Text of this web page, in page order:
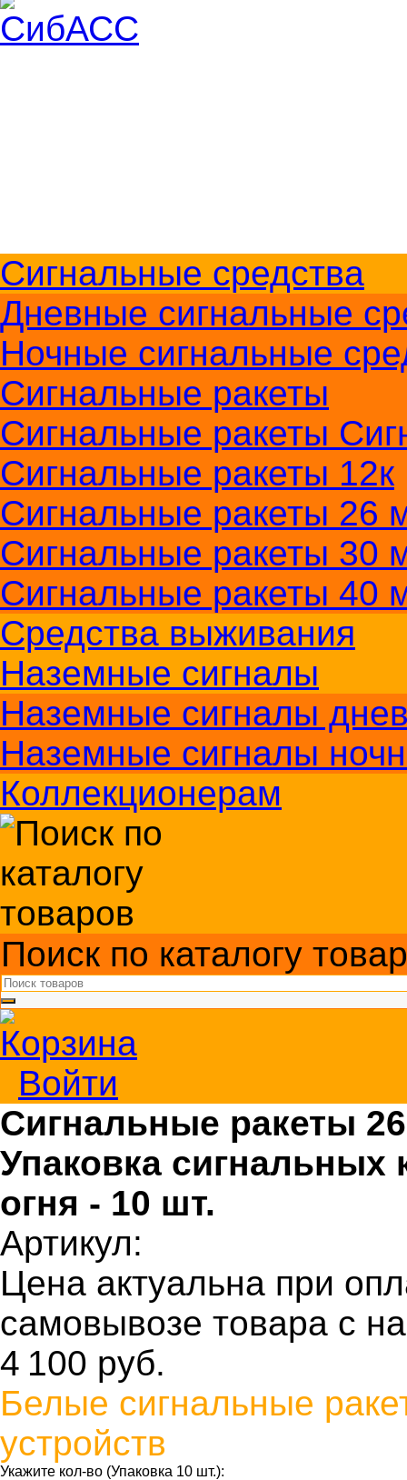
Сигнальные средства
Дневные сигнальные
Ночные сигнальные
Сигнальные ракеты
Сигнальные ракеты
Сигнальные ракеты 12к
Сигнальные ракеты 26
Сигнальные ракеты 30
Сигнальные ракеты 40
Средства выживания
Наземные сигналы
Наземные сигналы
Наземные сигналы
Коллекционерам
Поиск по каталогу
Войти
Сигнальные ракеты
Упаковка сигнальных
огня - 10 шт.
Артикул:
Цена актуальна при
самовывозе товара с
4 100 руб.
Белые сигнальные
устройств
Укажите кол-во (Упаковка 10 шт.):